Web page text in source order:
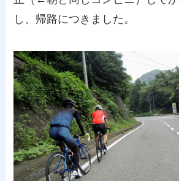
し、帰路につきました。